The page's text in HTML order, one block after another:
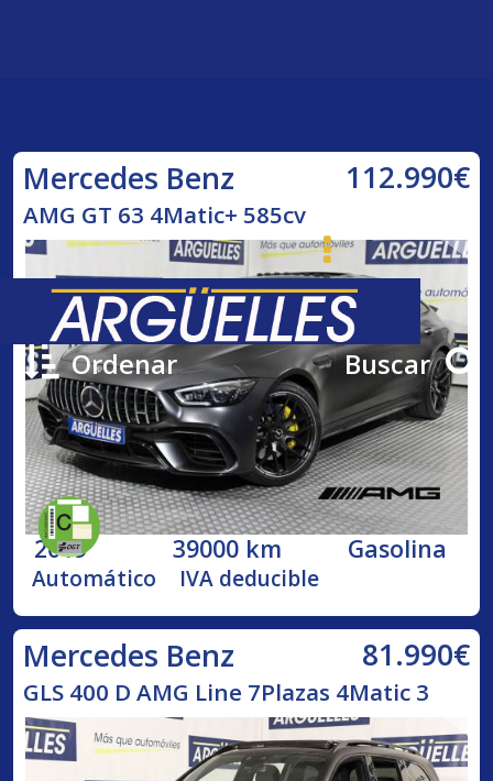
Ordenar Buscar
Mercedes Benz 112.990€
AMG GT 63 4Matic+ 585cv
2019 39000 km Gasolina
Automático IVA deducible
Mercedes Benz 81.990€
GLS 400 D AMG Line 7Plazas 4Matic 3